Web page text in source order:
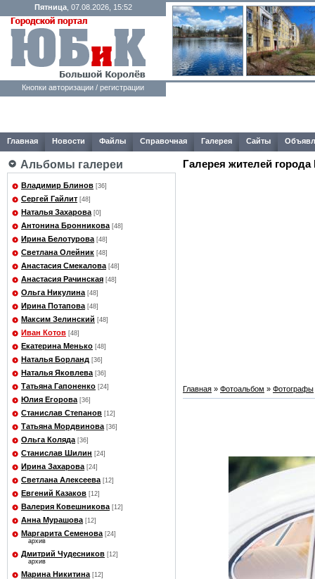
Пятница, 07.08.2026, 15:52
Кнопки авторизации / регистрации
Главная Новости Файлы Справочная Галерея Сайты
Альбомы галереи
Владимир Блинов [36]
Сергей Гайлит [48]
Наталья Захарова [0]
Антонина Бронникова [48]
Ирина Белотурова [48]
Светлана Олейник [48]
Анастасия Смекалова [48]
Анастасия Рачинская [48]
Ольга Никулина [48]
Ирина Потапова [48]
Максим Зелинский [48]
Иван Котов [48]
Екатерина Менько [48]
Наталья Борланд [36]
Наталья Яковлева [36]
Татьяна Гапоненко [24]
Юлия Егорова [36]
Станислав Степанов [12]
Татьяна Мордвинова [36]
Ольга Коляда [36]
Станислав Шилин [24]
Ирина Захарова [24]
Светлана Алексеева [12]
Евгений Казаков [12]
Валерия Ковешникова [12]
Анна Мурашова [12]
Маргарита Семенова [24]
архив
Дмитрий Чудесников [12]
архив
Марина Никитина [12]
Галерея жителей города
Главная » Фотоальбом » Фотографы